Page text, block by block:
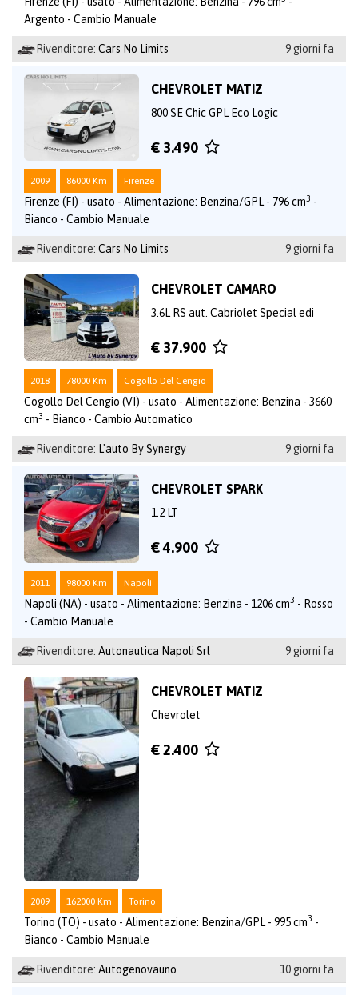
Argento - Cambio Manuale
Rivenditore: Cars No Limits 9 giorni fa
CHEVROLET MATIZ
800 SE Chic GPL Eco Logic
€ 3.490
2009 86000 Km Firenze
Firenze (FI) - usato - Alimentazione: Benzina/GPL - 796 cm3 -
Bianco - Cambio Manuale
Rivenditore: Cars No Limits 9 giorni fa
CHEVROLET CAMARO
3.6L RS aut. Cabriolet Special edi
€ 37.900
2018 78000 Km Cogollo Del Cengio
Cogollo Del Cengio (VI) - usato - Alimentazione: Benzina - 3660
cm3 - Bianco - Cambio Automatico
Rivenditore: L'auto By Synergy 9 giorni fa
CHEVROLET SPARK
1.2 LT
€ 4.900
2011 98000 Km Napoli
Napoli (NA) - usato - Alimentazione: Benzina - 1206 cm3 - Rosso
- Cambio Manuale
Rivenditore: Autonautica Napoli Srl 9 giorni fa
CHEVROLET MATIZ
Chevrolet
€ 2.400
2009 162000 Km Torino
Torino (TO) - usato - Alimentazione: Benzina/GPL - 995 cm3 -
Bianco - Cambio Manuale
Rivenditore: Autogenovauno 10 giorni fa